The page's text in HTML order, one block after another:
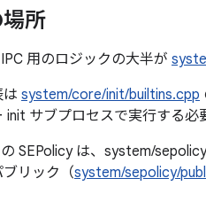
所
用のロジックの大半が
は system/core/init/builtins.cpp
init サブプロセスで実行する必
SEPolicy は、system/
リック（system/sepolicy/